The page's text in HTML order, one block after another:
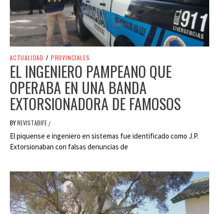
ACTUALIDAD / PROVINCIALES
EL INGENIERO PAMPEANO QUE
OPERABA EN UNA BANDA
EXTORSIONADORA DE FAMOSOS
BYREVISTABIFE /
El piquense e ingeniero en sistemas fue identificado como J.P.
Extorsionaban con falsas denuncias de